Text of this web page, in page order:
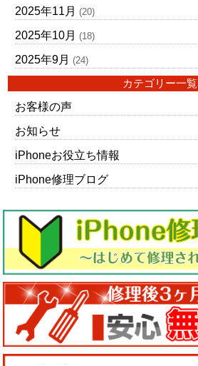
2025年11月 (20)
2025年10月 (18)
2025年9月 (24)
カテゴリー一覧
お客様の声
お知らせ
iPhoneお役立ち情報
iPhone修理ブログ